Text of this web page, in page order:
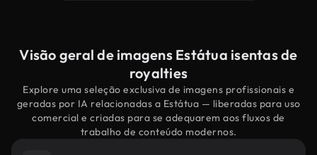
Visão geral de imagens Estátua isentas de
royalties
Explore uma seleção exclusiva de imagens profissionais e
geradas por IA relacionadas a Estátua — liberadas para uso
comercial e criadas para se adequarem aos fluxos de
trabalho de conteúdo modernos.